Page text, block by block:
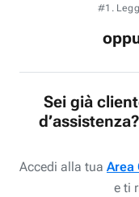
#1.
Sei già
d’assistenza? o vuoi attivare un’offerta
Accedi alla tua Area
e ti